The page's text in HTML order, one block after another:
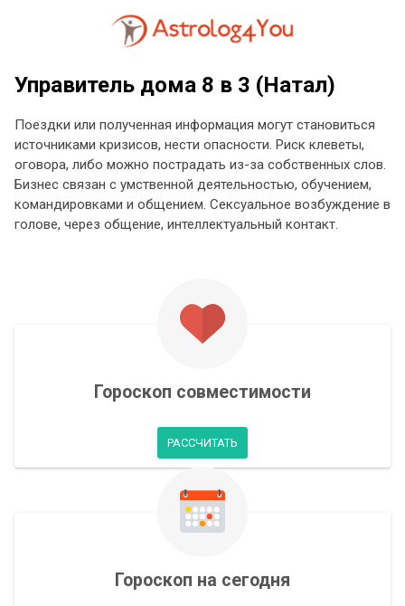
Управитель дома 8 в 3 (Натал)
Поездки или полученная информация могут становиться
источниками кризисов, нести опасности. Риск клеветы,
оговора, либо можно пострадать из-за собственных слов.
Бизнес связан с умственной деятельностью, обучением,
командировками и общением. Сексуальное возбуждение в
голове, через общение, интеллектуальный контакт.
Гороскоп совместимости
РАССЧИТАТЬ
Гороскоп на сегодня